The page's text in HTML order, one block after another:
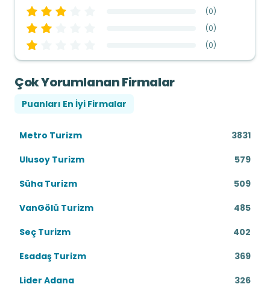
(0)
(0)
(0)
Çok Yorumlanan Firmalar
Puanları En İyi Firmalar
Metro Turizm
3831
Ulusoy Turizm
579
Süha Turizm
509
VanGölü Turizm
485
Seç Turizm
402
Esadaş Turizm
369
Lider Adana
326